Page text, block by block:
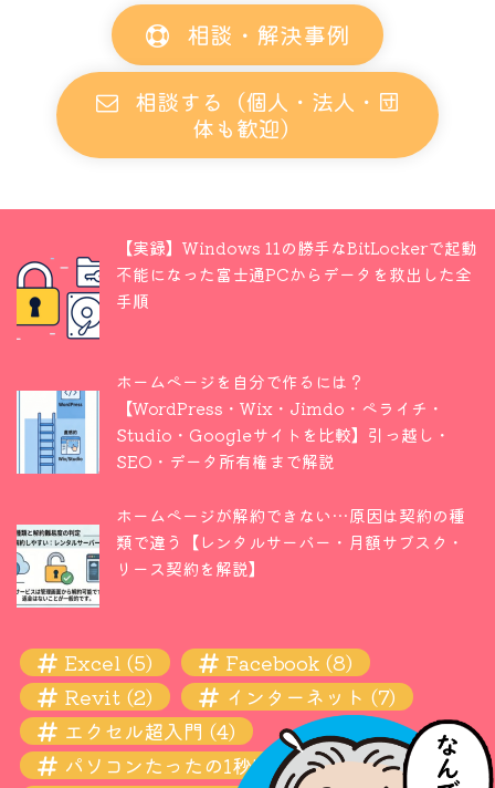
相談・解決事例
相談する（個人・法人・団
体も歓迎）
【実録】Windows 11の勝手なBitLockerで起動
不能になった富士通PCからデータを救出した全
手順
ホームページを自分で作るには？
【WordPress・Wix・Jimdo・ペライチ・
Studio・Googleサイトを比較】引っ越し・
SEO・データ所有権まで解説
ホームページが解約できない…原因は契約の種
類で違う【レンタルサーバー・月額サブスク・
リース契約を解説】
Excel (5) Facebook (8)
Revit (2) インターネット (7)
エクセル超入門 (4)
パソコンたったの1秒! 瞬間ワザ
(11)